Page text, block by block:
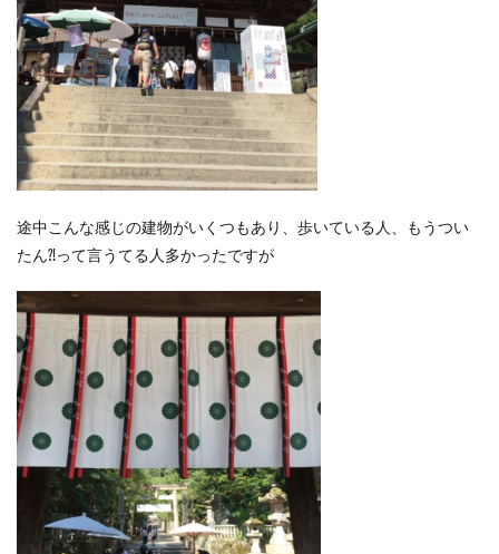
途中こんな感じの建物がいくつもあり、歩いている人、もうつい
たん⁈って言うてる人多かったですが